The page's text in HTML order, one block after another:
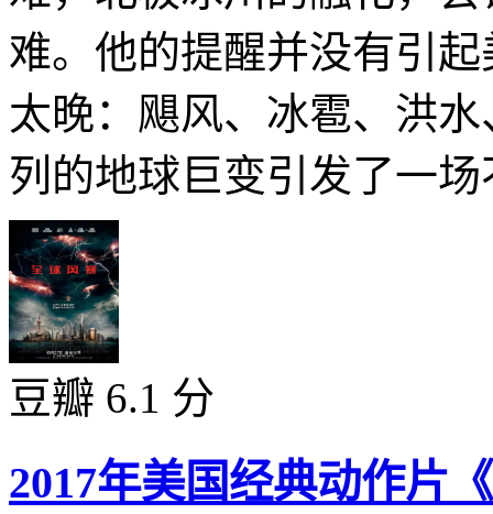
难。他的提醒并没有引
太晚：飓风、冰雹、洪
列的地球巨变引发了一
豆瓣 6.1 分
2017年美国经典动作片